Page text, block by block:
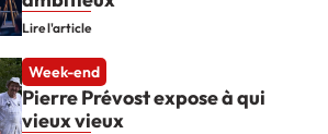
Lire l'article
Week-end
Pierre Prévost expose à qui
vieux vieux